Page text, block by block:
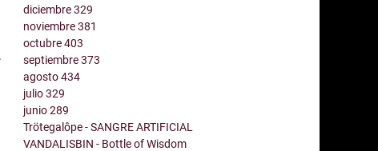
diciembre329
noviembre381
octubre403
septiembre373
agosto434
julio329
junio289
Trötegalôpe - SANGRE ARTIFICIAL
VANDALISBIN - Bottle of Wisdom